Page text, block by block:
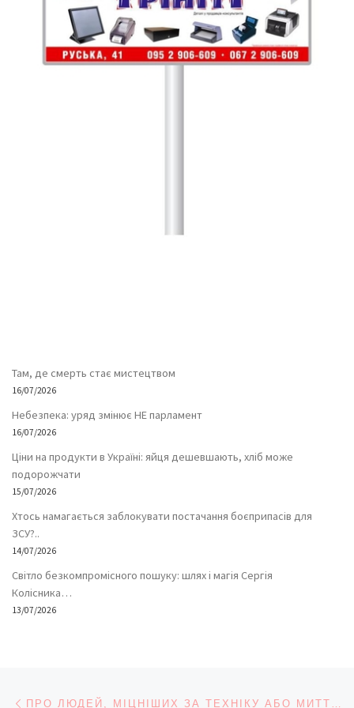
Там, де смерть стає мистецтвом
16/07/2026
Небезпека: уряд змінює НЕ парламент
16/07/2026
Ціни на продукти в Україні: яйця дешевшають, хліб може
подорожчати
15/07/2026
Хтось намагається заблокувати постачання боєприпасів для
ЗСУ?..
14/07/2026
Світло безкомпромісного пошуку: шлях і магія Сергія
Колісника…
13/07/2026
Навігація записів